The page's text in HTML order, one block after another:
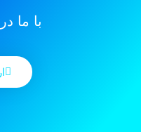
با ما